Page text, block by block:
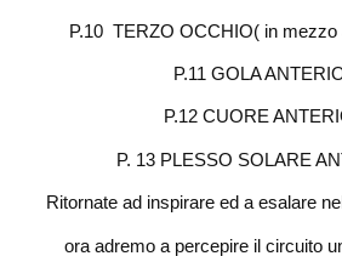
P.10 TERZO OCCHIO( in mezzo
P.11 GOLA
P.12 CUORE
P. 13 PLESSO SOLARE
Ritornate ad inspirare ed a esalare
ora adremo a percepire il circuito